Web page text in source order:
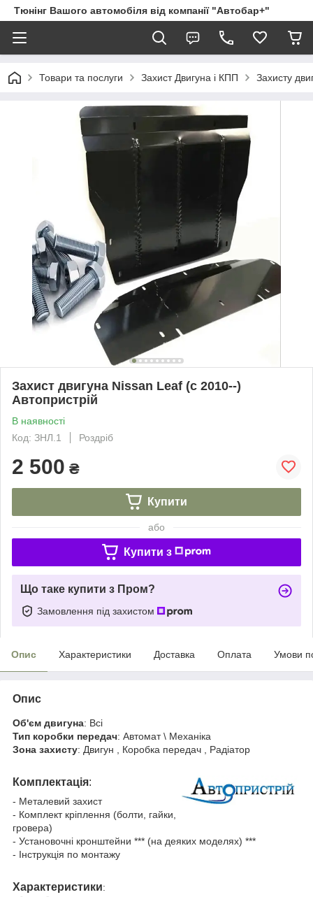
Тюнінг Вашого автомобіля від компанії "Автобар+"
Товари та послуги Захист Двигуна і КПП Захисту
Захист двигуна Nissan Leaf (c 2010--)
Автопристрій
В наявності
Код: ЗНЛ.1
Роздріб
2 500 ₴
Купити
або
Купити з
Що таке купити з Пром?
Замовлення під захистом
Опис Характеристики Доставка Оплата Умови
Опис
Об'єм двигуна: Всі
Тип коробки передач: Автомат \ Механіка
Зона захисту: Двигун , Коробка передач , Радіатор
Комплектація:
- Металевий захист
- Комплект кріплення (болти, гайки,
гровера)
- Установочні кронштейни *** (на деяких моделях) ***
- Інструкція по монтажу
Характеристики: